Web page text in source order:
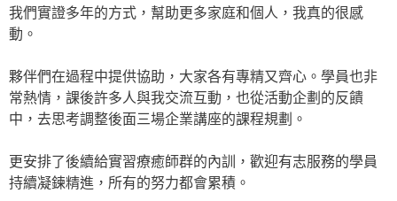
我們實證多年的方式，幫助更多家庭和個人，我真的很感
動。
夥伴們在過程中提供協助，大家各有專精又齊心。學員也非
常熱情，課後許多人與我交流互動，也從活動企劃的反饋
中，去思考調整後面三場企業講座的課程規劃。
更安排了後續給實習療癒師群的內訓，歡迎有志服務的學員
持續凝鍊精進，所有的努力都會累積。